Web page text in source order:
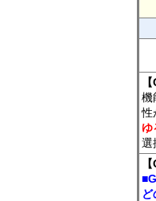
機
性
ゆ
選